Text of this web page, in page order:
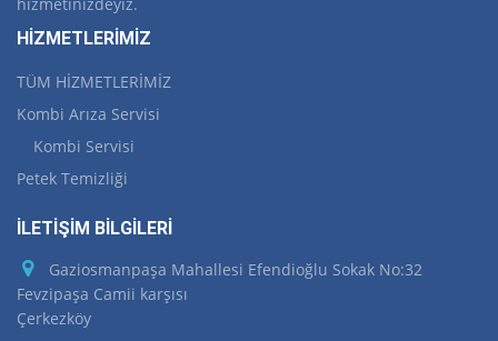
HİZMETLERİMİZ
TÜM HİZMETLERİMİZ
Kombi Arıza Servisi
Kombi Servisi
Petek Temizliği
İLETİŞİM BİLGİLERİ
Gaziosmanpaşa Mahallesi Efendioğlu Sokak No:32
Fevzipaşa Camii karşısı
Çerkezköy